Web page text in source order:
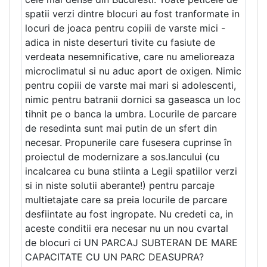
spatii verzi dintre blocuri au fost tranformate in
locuri de joaca pentru copiii de varste mici -
adica in niste deserturi tivite cu fasiute de
verdeata nesemnificative, care nu amelioreaza
microclimatul si nu aduc aport de oxigen. Nimic
pentru copiii de varste mai mari si adolescenti,
nimic pentru batranii dornici sa gaseasca un loc
tihnit pe o banca la umbra. Locurile de parcare
de resedinta sunt mai putin de un sfert din
necesar. Propunerile care fusesera cuprinse în
proiectul de modernizare a sos.Iancului (cu
incalcarea cu buna stiinta a Legii spatiilor verzi
si in niste solutii aberante!) pentru parcaje
multietajate care sa preia locurile de parcare
desfiintate au fost ingropate. Nu credeti ca, in
aceste conditii era necesar nu un nou cvartal
de blocuri ci UN PARCAJ SUBTERAN DE MARE
CAPACITATE CU UN PARC DEASUPRA?